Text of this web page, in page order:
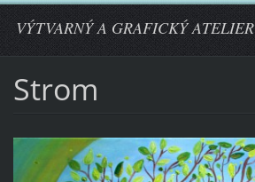
VÝTVARNÝ A GRAFICKÝ ATELIER
Strom